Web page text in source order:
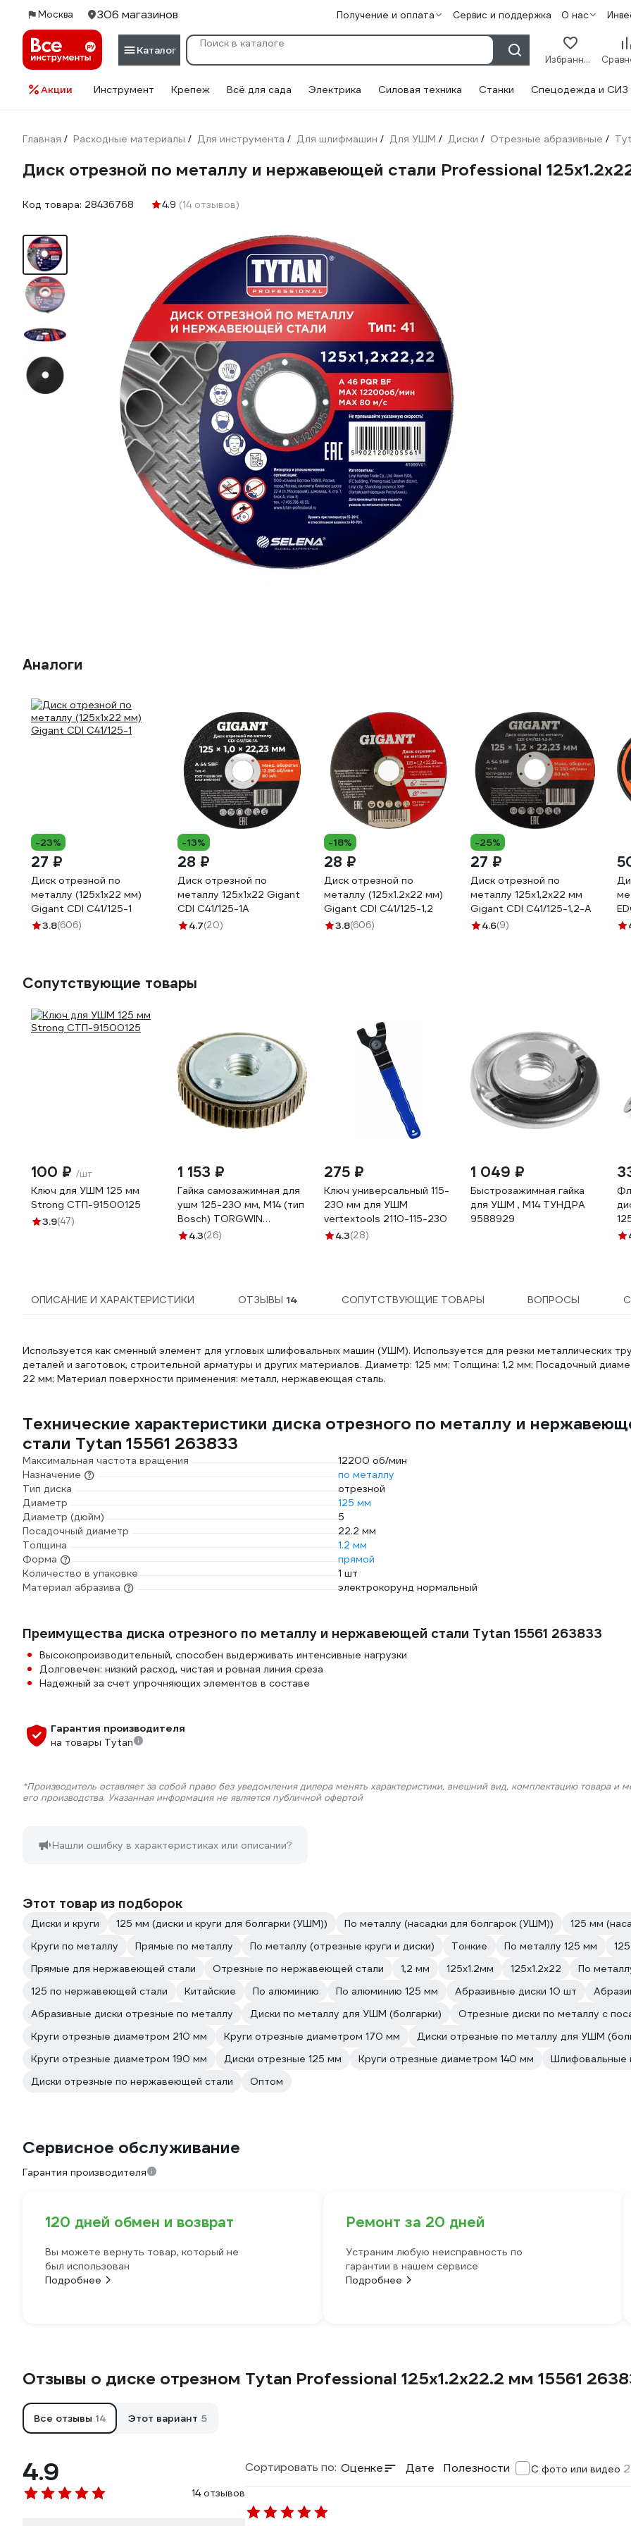
Москва 306 магазинов Получение и оплата Сервис и поддержка О нас
Каталог
Избранное
Акции Инструмент Крепеж Всё для сада Электрика Силовая техника Станки Спецодежда и СИЗ
Главная / Расходные материалы / Для инструмента / Для шлифмашин / Для УШМ / Диски / Отрезные абразивные /
Диск отрезной по металлу и нержавеющей стали Professional
Код товара: 28436768 4.9 (14 отзывов)
Аналоги
-23%
27 ₽
Диск отрезной по
металлу (125х1х22 мм)
Gigant CDI C41/125-1
3.8(606)
-13%
28 ₽
Диск отрезной по
металлу 125x1x22 Gigant
CDI C41/125-1A
4.7(20)
-18%
28 ₽
Диск отрезной по
металлу (125х1.2х22 мм)
Gigant CDI C41/125-1,2
3.8(606)
-25%
27 ₽
Диск отрезной по
металлу 125x1,2x22 мм
Gigant CDI C41/125-1,2-А
4.6(9)
Сопутствующие товары
100 ₽ /шт
Ключ для УШМ 125 мм
Strong СТП-91500125
3.9(47)
1 153 ₽
Гайка самозажимная для
ушм 125-230 мм, М14 (тип
Bosch) TORGWIN
T640658
4.3(26)
275 ₽
Ключ универсальный 115-
230 мм для УШМ
vertextools 2110-115-230
4.3(28)
1 049 ₽
Быстрозажимная гайка
для УШМ , М14 ТУНДРА
9588929
ОПИСАНИЕ И ХАРАКТЕРИСТИКИ ОТЗЫВЫ 14 СОПУТСТВУЮЩИЕ ТОВАРЫ ВОПРОСЫ
Используется как сменный элемент для угловых шлифовальных машин (УШМ). Используется для резки металлических
деталей и заготовок, строительной арматуры и других материалов. Диаметр: 125 мм; Толщина: 1,2 мм; Посадочный
22 мм; Материал поверхности применения: металл, нержавеющая сталь.
Технические характеристики диска отрезного по металлу и
стали Tytan 15561 263833
Максимальная частота вращения
12200 об/мин
Назначение
по металлу
Тип диска
отрезной
Диаметр
125 мм
Диаметр (дюйм)
5
Посадочный диаметр
22.2 мм
Толщина
1.2 мм
Форма
прямой
Количество в упаковке
1 шт
Материал абразива
электрокорунд нормальный
Преимущества диска отрезного по металлу и нержавеющей стали Tytan 15561 263833
Высокопроизводительный, способен выдерживать интенсивные нагрузки
Долговечен: низкий расход, чистая и ровная линия среза
Надежный за счет упрочняющих элементов в составе
Гарантия производителя
на товары Tytan
*Производитель оставляет за собой право без уведомления дилера менять характеристики, внешний вид, комплектацию товара и
его производства. Указанная информация не является публичной офертой
Нашли ошибку в характеристиках или описании?
Этот товар из подборок
Диски и круги 125 мм (диски и круги для болгарки (УШМ)) По металлу (насадки для болгарок (УШМ))
125 мм
Круги по металлу
Прямые по металлу По металлу (отрезные круги и диски) Тонкие По металлу 125 мм
Прямые для нержавеющей стали
Отрезные по нержавеющей стали 1,2 мм 125х1.2мм 125х1.2х22
По
125 по нержавеющей стали
Китайские По алюминию По алюминию 125 мм Абразивные диски 10 шт
Абразивные диски отрезные по металлу
Диски по металлу для УШМ (болгарки)
Отрезные диски по металлу с
Круги отрезные диаметром 210 мм
Круги отрезные диаметром 170 мм
Диски отрезные по металлу для УШМ
Круги отрезные диаметром 190 мм
Диски отрезные 125 мм Круги отрезные диаметром 140 мм
Шлифовальные
Диски отрезные по нержавеющей стали
Оптом
Сервисное обслуживание
Гарантия производителя
120 дней обмен и возврат
Вы можете вернуть товар, который не
был использован
Подробнее
Ремонт за 20 дней
Устраним любую неисправность по
гарантии в нашем сервисе
Подробнее
Отзывы о диске отрезном Tytan Professional 125x1.2x22.2 мм 15561
Все отзывы 14 Этот вариант 5
4.9
14 отзывов
Сортировать по: Оценке Дате Полезности С фото или видео 2